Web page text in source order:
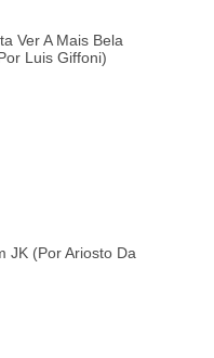
Ver A Mais Bela
Luis Giffoni)
JK (por Ariosto Da